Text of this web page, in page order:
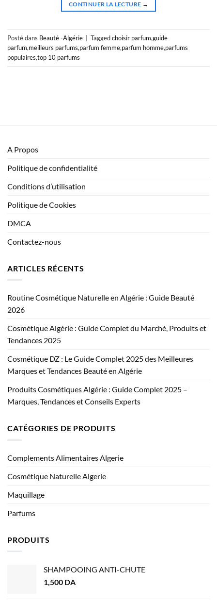
CONTINUER LA LECTURE →
Posté dans Beauté -Algérie Taggedchoisir parfum,guide
parfum,meilleurs parfums,parfum femme,parfum homme,parfums
populaires,top 10 parfums
A Propos
Politique de confidentialité
Conditions d’utilisation
Politique de Cookies
DMCA
Contactez-nous
ARTICLES RÉCENTS
Routine Cosmétique Naturelle en Algérie : Guide Beauté
2026
Cosmétique Algérie : Guide Complet du Marché, Produits et
Tendances 2025
Cosmétique DZ : Le Guide Complet 2025 des Meilleures
Marques et Tendances Beauté en Algérie
Produits Cosmétiques Algérie : Guide Complet 2025 –
Marques, Tendances et Conseils Experts
CATÉGORIES DE PRODUITS
Complements Alimentaires Algerie
Cosmétique Naturelle Algerie
Maquillage
Parfums
PRODUITS
SHAMPOOING ANTI-CHUTE
1,500 DA